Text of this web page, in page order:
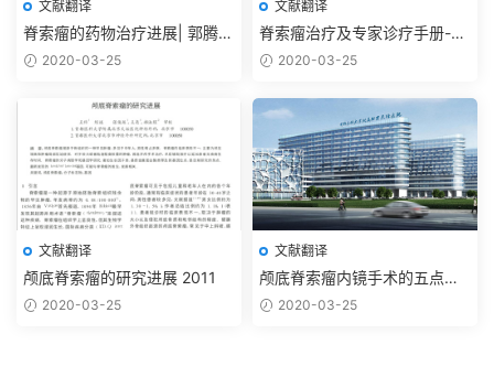
文献翻译
脊索瘤的药物治疗进展| 郭腾显
李欢 吴震2017
2020-03-25
文献翻译
脊索瘤治疗及专家诊疗手册-脊
索瘤基金会
2020-03-25
文献翻译
颅底脊索瘤的研究进展 2011
2020-03-25
文献翻译
颅底脊索瘤内镜手术的五点经
验与理念 367例
2020-03-25